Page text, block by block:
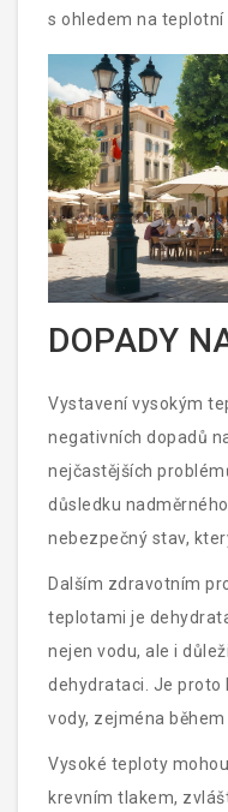
s ohledem na
komfort pro sebe i
DOPADY
Vystavení vysokým
negativních dopadů
nejčastějších
důsledku
nebezpečný stav,
nevolnostem a
komplikacím. Proto
umět jim předcházet.
Dalším zdravotním
teplotami je
nejen vodu, ale i
dehydrataci. Je
vody, zejména
způsobit bolesti
řešena, může mít
Vysoké teploty
krevním tlakem,